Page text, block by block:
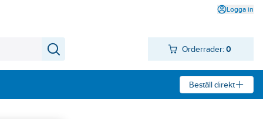
Logga in
Orderrader: 0
Beställ direkt